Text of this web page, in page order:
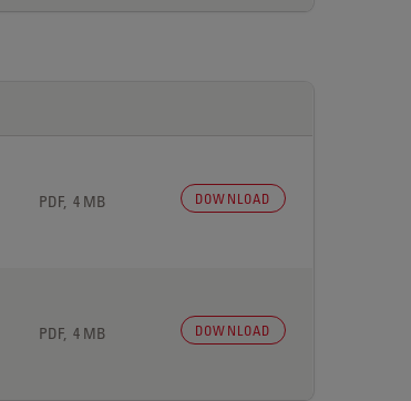
PDF, 4 MB DOWNLOAD
PDF, 4 MB DOWNLOAD